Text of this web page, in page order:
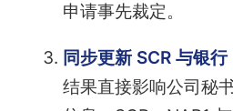
申请事先裁定。
同步更新 SCR 与银行
结果直接影响公司秘